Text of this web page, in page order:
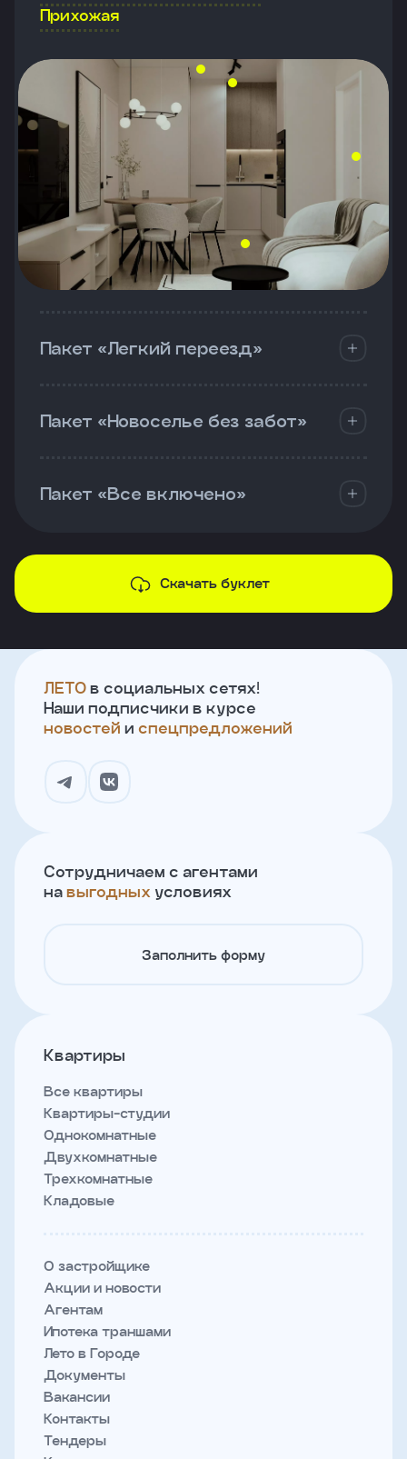
Прихожая
Пакет «Легкий переезд»
Пакет «Новоселье без забот»
Пакет «Все включено»
Скачать буклет
ЛЕТО в социальных сетях!
Наши подписчики в курсе
новостей и спецпредложений
Сотрудничаем с агентами
на выгодных условиях
Заполнить форму
Квартиры
Все квартиры
Квартиры-студии
Однокомнатные
Двухкомнатные
Трехкомнатные
Кладовые
О застройщике
Акции и новости
Агентам
Ипотека траншами
Лето в Городе
Документы
Вакансии
Контакты
Тендеры